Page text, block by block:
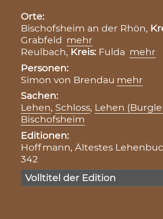
Orte:
Bischofsheim an der Rhön,
Grabfeld mehr
Reulbach, Kreis: Fulda mehr
Personen:
Simon von Brendau mehr
Sachen:
Lehen, Schloss, Lehen
Bischofsheim
Editionen:
Hoffmann, Ältestes
342
Volltitel der Edition